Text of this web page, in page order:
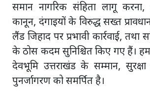
समान नागरिक संहिता लागू करना,
कानून, दंगाइयों के विरुद्ध सख्त
लैंड जिहाद पर प्रभावी कार्रवाई, तथा
के ठोस कदम सुनिश्चित किए गए हैं।
देवभूमि उत्तराखंड के सम्मान,
पुनर्जागरण को समर्पित है।